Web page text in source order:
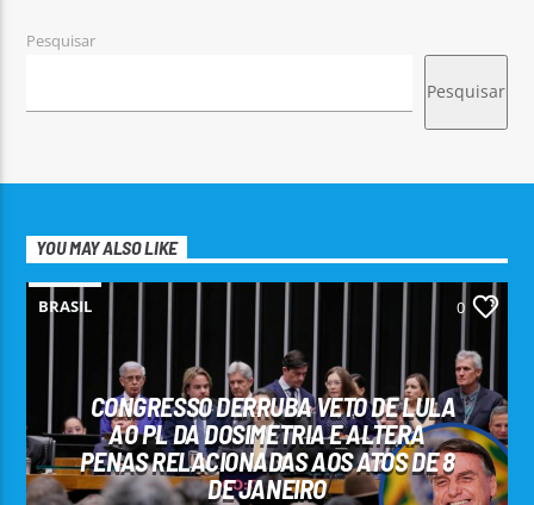
Pesquisar
Pesquisar
YOU MAY ALSO LIKE
BRASIL 0
CONGRESSO DERRUBA VETO DE LULA
AO PL DA DOSIMETRIA E ALTERA
PENAS RELACIONADAS AOS ATOS DE 8
DE JANEIRO